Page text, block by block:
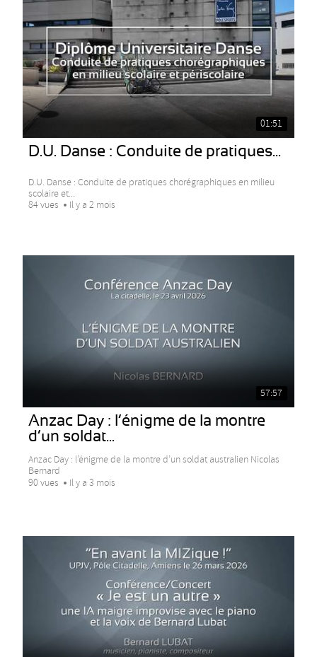
01:51
D.U. Danse : Conduite de pratiques...
D.U. Danse : Conduite de pratiques chorégraphiques en milieu
scolaire et...
84 vues
Il y a 2 mois
57:57
Anzac Day : l’énigme de la montre
d’un soldat...
Anzac Day : l’énigme de la montre d’un soldat australien Nicolas
Bernard
90 vues
Il y a 3 mois